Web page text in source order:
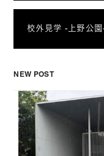
校外見学 -上野公園
NEW POST